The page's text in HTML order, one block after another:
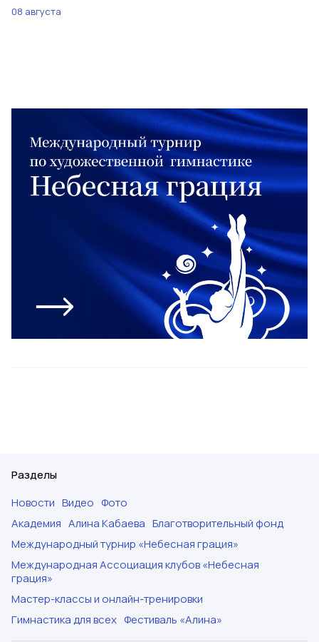
08 августа
Разделы
Новости Видео Фото
Академия Алина Кабаева Благотворительный фонд
Международный турнир «Небесная грация»
Международная Ассоциация клубов «Небесная
грация»
Мастер-классы и онлайн-тренировки
Гимнастика для всех Фестиваль «Алина»